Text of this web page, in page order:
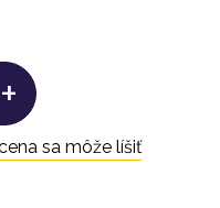
+
sa môže líšiť